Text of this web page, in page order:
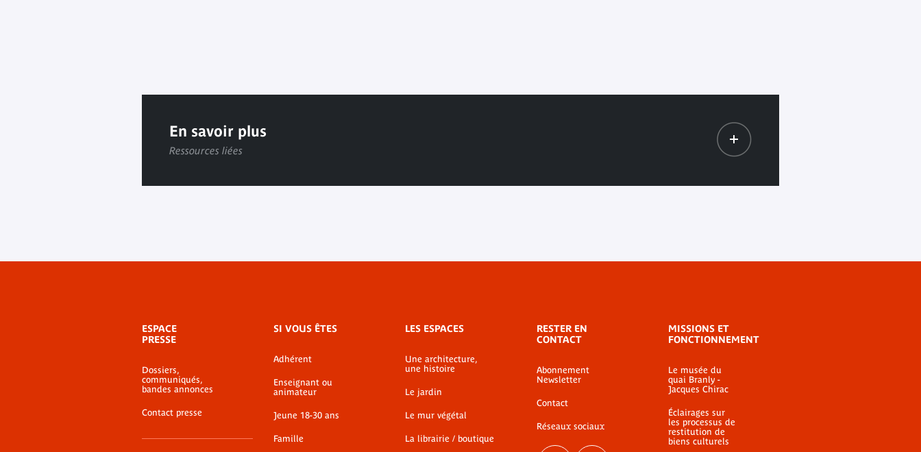
En savoir plus
Ressources liées
de
bas-
page
ESPACE
PRESSE
Dossiers,
communiqués,
bandes annonces
Contact presse
SI VOUS ÊTES
Adhérent
Enseignant ou
animateur
Jeune 18-30 ans
Famille
LES ESPACES
Une architecture,
une histoire
Le jardin
Le mur végétal
La librairie / boutique
RESTER EN
CONTACT
Abonnement
Newsletter
Contact
Réseaux sociaux
MISSIONS ET
FONCTIONNEMENT
Le musée du
quai Branly -
Jacques Chirac
Éclairages sur
les processus de
restitution de
biens culturels